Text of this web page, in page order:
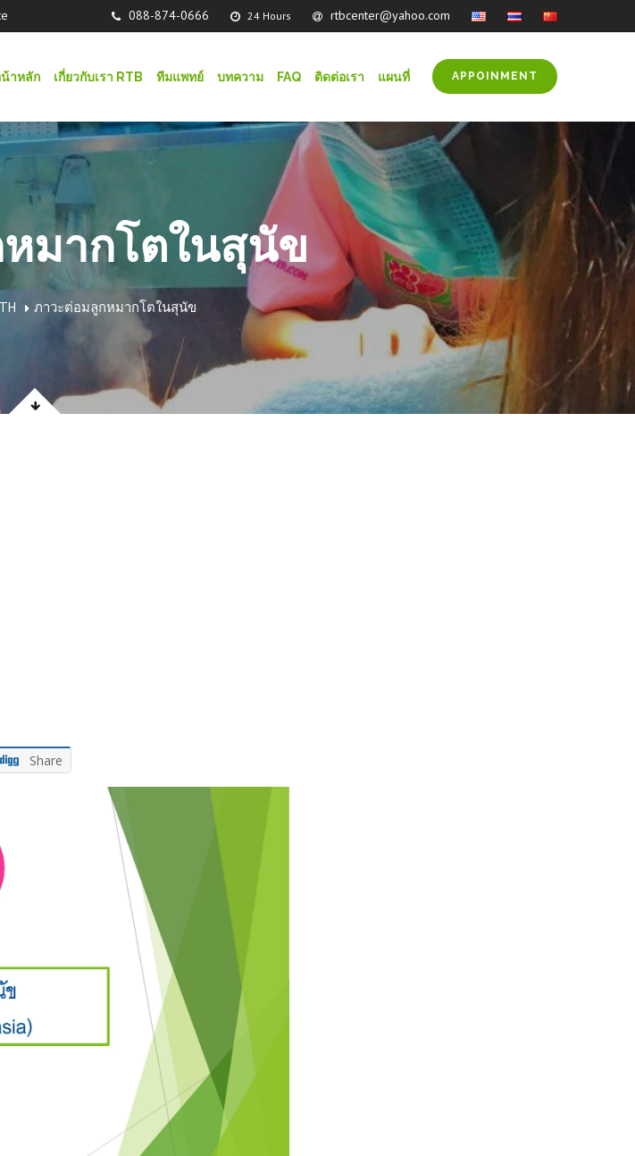
088-874-0666 24 Hours rtbcenter@yahoo.com
าหลัก เกี่ยวกับเรา RTB ทีมแพทย์ บทความ FAQ ติดต่อเรา แผนที่ APPOINMENT
มากโตในสุนัข
ภาวะต่อมลูกหมากโตในสุนัข
Share